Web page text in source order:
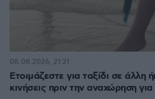
Ετοιμάζεστε για ταξίδι σε άλλη
κινήσεις πριν την αναχώρηση
08.08.2026, 21:21